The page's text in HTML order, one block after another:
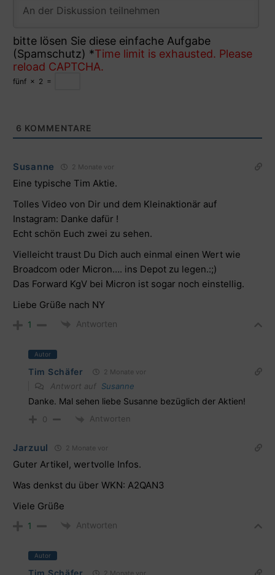
bitte lösen Sie diese einfache Aufgabe
(Spamschutz) *Time limit is exhausted. Please
reload CAPTCHA.
fünf × 2 =
6 KOMMENTARE
Susanne 2 Monate vor
Eine typische Tim Aktie.
Tolles Video von Dir und dem Kleinaktionär auf
Instagram: Danke dafür !
Echt schön Euch zwei zu sehen.
Vielleicht traust Du Dich auch einmal einen Wert wie
Broadcom oder Micron…. ins Depot zu legen.:;)
Das Forward KgV bei Micron ist sogar noch einstellig.
Liebe Grüße nach NY
1 Antworten
Autor
Tim Schäfer 2 Monate vor
Antwort auf Susanne
Danke. Mal sehen liebe Susanne bezüglich der Aktien!
0 Antworten
Jarzuul 2 Monate vor
Guter Artikel, wertvolle Infos.
Was denkst du über WKN: A2QAN3
Viele Grüße
1 Antworten
Autor
Tim Schäfer 2 Monate vor